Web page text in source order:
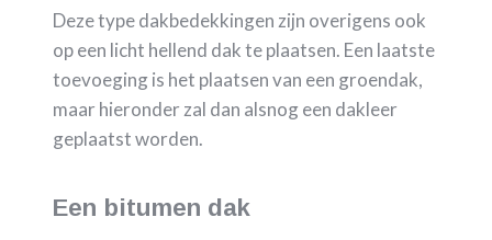
Deze type dakbedekkingen zijn overigens ook
op een licht hellend dak te plaatsen. Een laatste
toevoeging is het plaatsen van een groendak,
maar hieronder zal dan alsnog een dakleer
geplaatst worden.
Een bitumen dak